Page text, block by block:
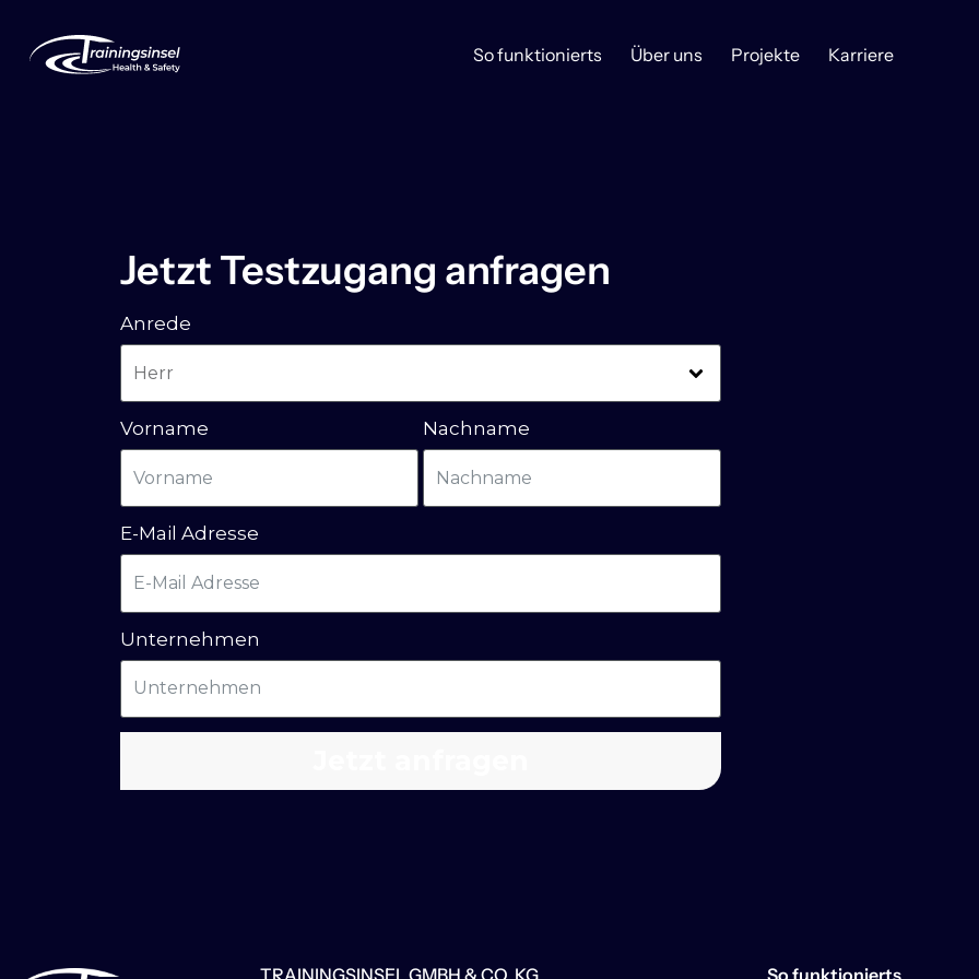
So funktionierts Über uns Projekte Karriere
Jetzt Testzugang anfragen
Anrede
Vorname Nachname
E-Mail Adresse
Unternehmen